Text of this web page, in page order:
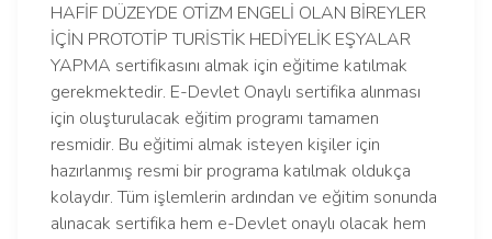
HAFİF DÜZEYDE OTİZM ENGELİ OLAN BİREYLER
İÇİN PROTOTİP TURİSTİK HEDİYELİK EŞYALAR
YAPMA sertifikasını almak için eğitime katılmak
gerekmektedir. E-Devlet Onaylı sertifika alınması
için oluşturulacak eğitim programı tamamen
resmidir. Bu eğitimi almak isteyen kişiler için
hazırlanmış resmi bir programa katılmak oldukça
kolaydır. Tüm işlemlerin ardından ve eğitim sonunda
alınacak sertifika hem e-Devlet onaylı olacak hem